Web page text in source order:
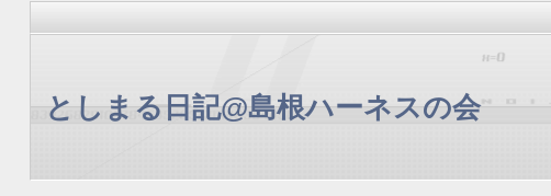
としまる日記@島根ハーネスの会